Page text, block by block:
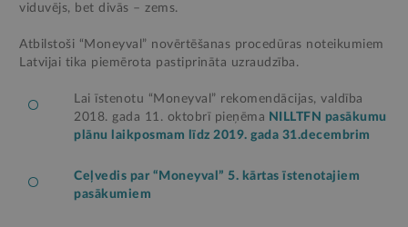
viduvējs, bet divās – zems.
Atbilstoši “Moneyval” novērtēšanas procedūras noteikumiem
Latvijai tika piemērota pastiprināta uzraudzība.
Lai īstenotu “Moneyval” rekomendācijas, valdība
2018. gada 11. oktobrī pieņēma NILLTFN pasākumu
plānu laikposmam līdz 2019. gada 31.decembrim
Ceļvedis par “Moneyval” 5. kārtas īstenotajiem
pasākumiem